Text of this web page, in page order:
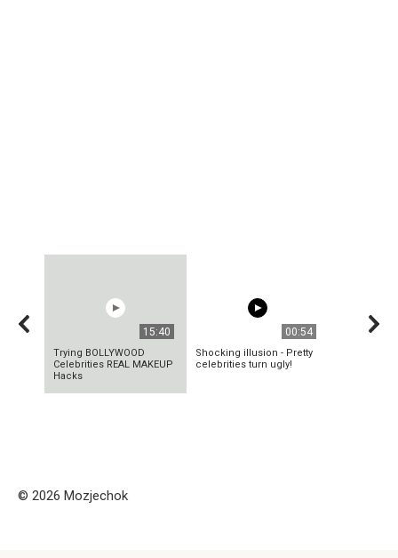
15:40
Trying BOLLYWOOD
Celebrities REAL MAKEUP
Hacks
00:54
Shocking illusion - Pretty
celebrities turn ugly!
© 2026 Mozjechok